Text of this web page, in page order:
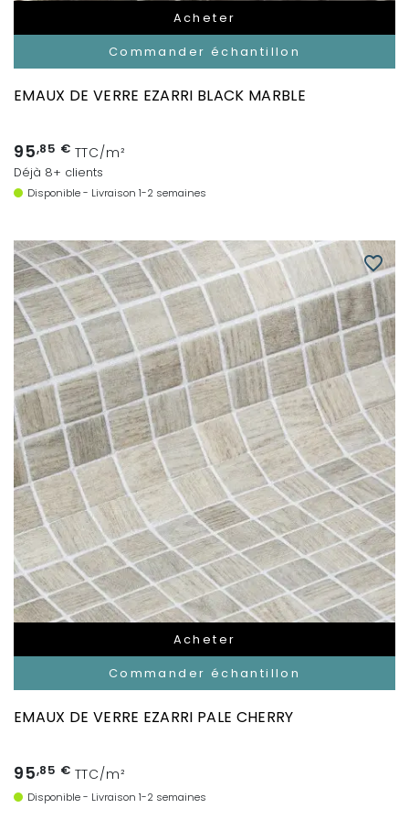
Acheter
Commander échantillon
EMAUX DE VERRE EZARRI BLACK MARBLE
95,85 € TTC/m²
Déjà 8+ clients
Disponible - Livraison 1-2 semaines
Acheter
Commander échantillon
favorite_border
EMAUX DE VERRE EZARRI PALE CHERRY
95,85 € TTC/m²
Disponible - Livraison 1-2 semaines